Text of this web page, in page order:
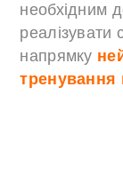
необхідним
реалізувати
напрямку
тренування